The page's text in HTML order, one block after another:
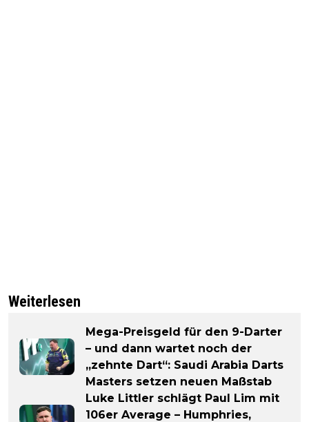
Weiterlesen
Mega-Preisgeld für den 9-Darter
– und dann wartet noch der
„zehnte Dart“: Saudi Arabia Darts
Masters setzen neuen Maßstab
Luke Littler schlägt Paul Lim mit
106er Average – Humphries,